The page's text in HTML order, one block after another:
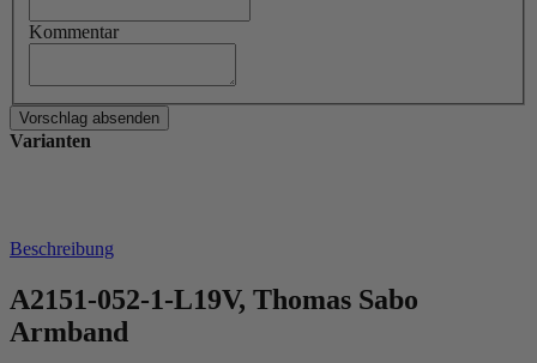
Kommentar
Varianten
Beschreibung
A2151-052-1-L19V, Thomas Sabo
Armband